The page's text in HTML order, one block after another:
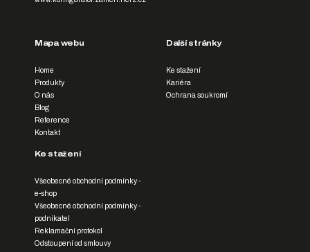
Mapa webu
Home
Produkty
O nás
Blog
Reference
Kontakt
Další stránky
Ke stažení
Kariéra
Ochrana soukromí
Ke stažení
Všeobecné obchodní podmínky -
e-shop
Všeobecné obchodní podmínky -
podnikatel
Reklamační protokol
Odstoupení od smlouvy